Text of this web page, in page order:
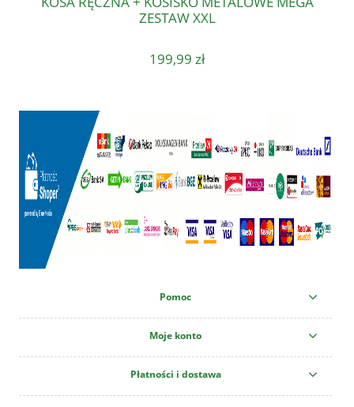
ZESTAW XXL
199,99 zł
Pomoc
Moje konto
Płatności i dostawa